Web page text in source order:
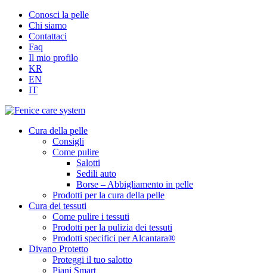
Conosci la pelle
Chi siamo
Contattaci
Faq
Il mio profilo
KR
EN
IT
Cura della pelle
Consigli
Come pulire
Salotti
Sedili auto
Borse – Abbigliamento in pelle
Prodotti per la cura della pelle
Cura dei tessuti
Come pulire i tessuti
Prodotti per la pulizia dei tessuti
Prodotti specifici per Alcantara®
Divano Protetto
Proteggi il tuo salotto
Piani Smart